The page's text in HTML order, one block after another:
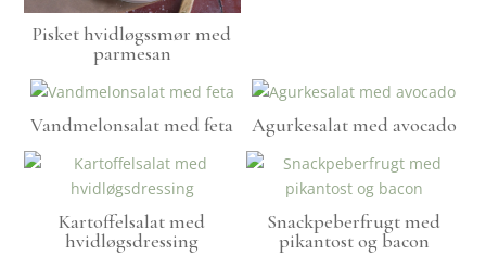
Pisket hvidløgssmør med
parmesan
Vandmelonsalat med feta Agurkesalat med avocado
Kartoffelsalat med
hvidløgsdressing
Snackpeberfrugt med
pikantost og bacon